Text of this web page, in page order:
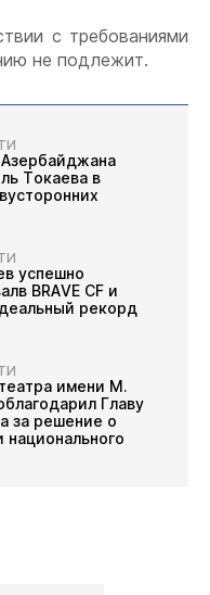
с требованиями
не подлежит.
Токаева в
успешно
BRAVE CF и
рекорд
имени М.
Главу
за решение о
национального